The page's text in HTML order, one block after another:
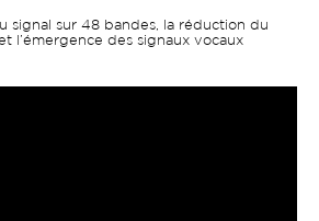
signal sur 48 bandes, la réduction du
l’émergence des signaux vocaux